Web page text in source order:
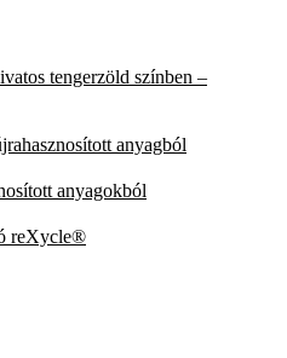
tengerzöld színben –
anyagból
anyagokból
reXycle®